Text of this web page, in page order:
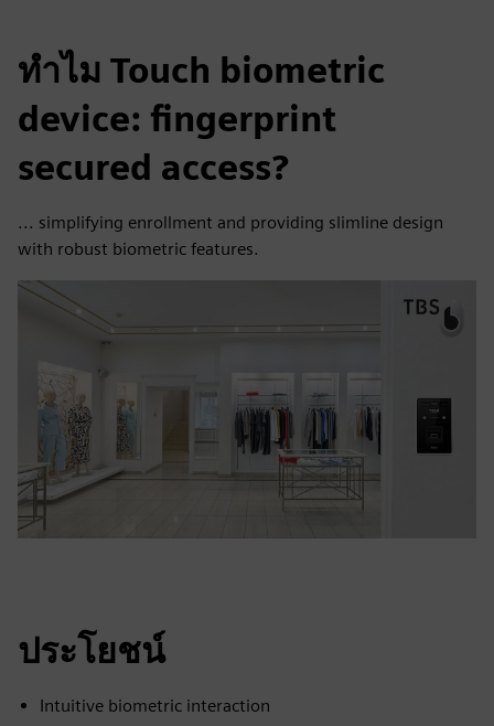
ทำไม Touch biometric
device: fingerprint
secured access?
... simplifying enrollment and providing slimline design
with robust biometric features.
ประโยชน์
Intuitive biometric interaction